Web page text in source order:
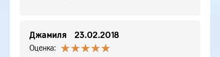
Джамиля 23.02.2018
Оценка: